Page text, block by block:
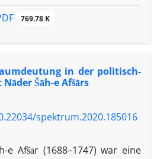
Perspektive einer neuen
– wie die Etablierung einer
und die Beteiligung des
politischen und
Schicksal – legen auf der
Belege einen realistischen
Fragestellungen. Unter
Ansatzes und
769.78 K
in der politisch-
Šāh-e Afšārs
spektrum.2020.185016
e Afšār (1688–1747) war eine